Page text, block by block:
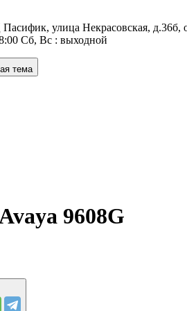
улица Некрасовская, д.36б,
Сб, Вс : выходной
тема
9608G